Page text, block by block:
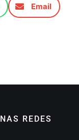
Email
REDES